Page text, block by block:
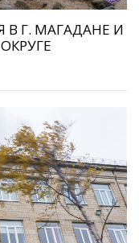
В Г. МАГАДАНЕ И